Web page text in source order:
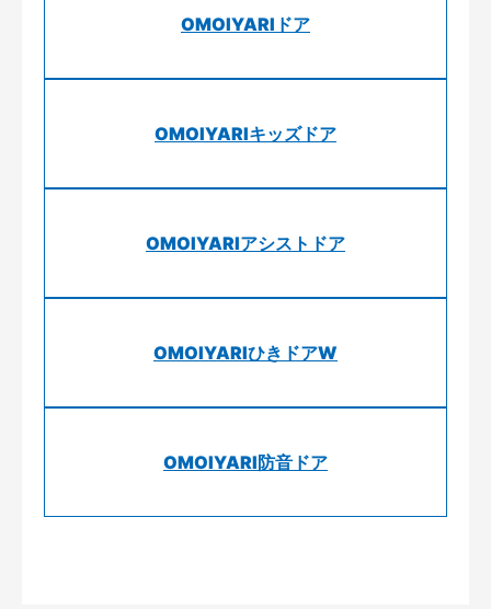
OMOIYARIドア
OMOIYARIキッズドア
OMOIYARIアシストドア
OMOIYARIひきドアW
OMOIYARI防音ドア